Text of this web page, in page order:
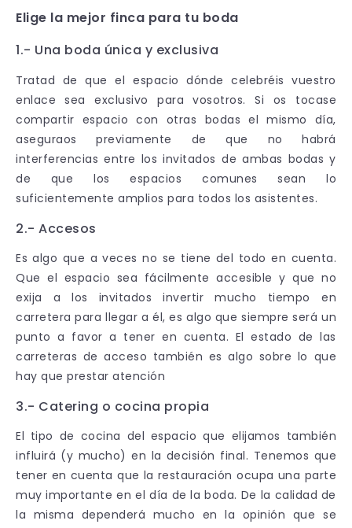
Elige la mejor finca para tu boda
1.- Una boda única y exclusiva
Tratad de que el espacio dónde celebréis vuestro
enlace sea exclusivo para vosotros. Si os tocase
compartir espacio con otras bodas el mismo día,
aseguraos previamente de que no habrá
interferencias entre los invitados de ambas bodas y
de que los espacios comunes sean lo
suficientemente amplios para todos los asistentes.
2.- Accesos
Es algo que a veces no se tiene del todo en cuenta.
Que el espacio sea fácilmente accesible y que no
exija a los invitados invertir mucho tiempo en
carretera para llegar a él, es algo que siempre será un
punto a favor a tener en cuenta. El estado de las
carreteras de acceso también es algo sobre lo que
hay que prestar atención
3.- Catering o cocina propia
El tipo de cocina del espacio que elijamos también
influirá (y mucho) en la decisión final. Tenemos que
tener en cuenta que la restauración ocupa una parte
muy importante en el día de la boda. De la calidad de
la misma dependerá mucho en la opinión que se